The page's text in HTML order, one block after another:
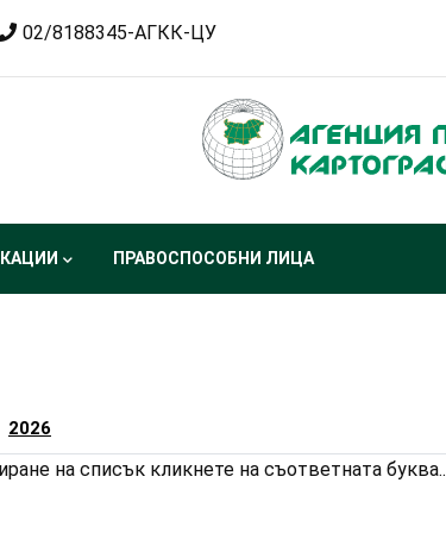
02/8188345-АГКК-ЦУ
ПРАВОСПОСОБНИ ЛИЦА
2026
на списък кликнете на съответната буква..